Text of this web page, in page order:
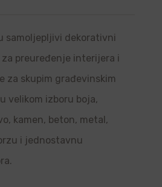
samoljepljivi dekorativni
preuređenje interijera i
za skupim građevinskim
velikom izboru boja,
kamen, beton, metal,
i jednostavnu